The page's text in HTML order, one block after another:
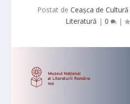
Postat de Ceașca de Cultură
Literatură | 0 |